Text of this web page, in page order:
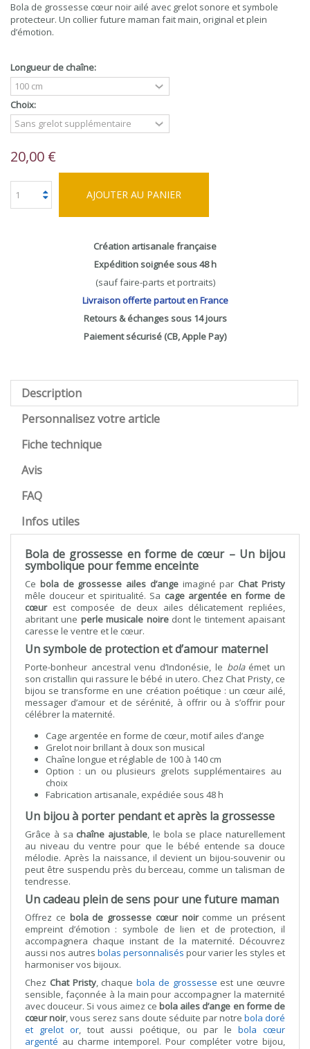
Bola de grossesse cœur noir ailé avec grelot sonore et symbole
protecteur. Un collier future maman fait main, original et plein
d’émotion.
Longueur de chaîne:
Choix:
20,00 €
AJOUTER AU PANIER
Création artisanale française
Expédition soignée sous 48 h
(sauf faire-parts et portraits)
Livraison offerte partout en France
Retours & échanges sous 14 jours
Paiement sécurisé (CB, Apple Pay)
Description
Personnalisez votre article
Fiche technique
Avis
FAQ
Infos utiles
Bola de grossesse en forme de cœur – Un bijou
symbolique pour femme enceinte
Ce bola de grossesse ailes d’angeimaginé par Chat Pristy
mêle douceur et spiritualité. Sa cage argentée en forme de
cœurest composée de deux ailes délicatement repliées,
abritant une perle musicale noiredont le tintement apaisant
caresse le ventre et le cœur.
Un symbole de protection et d’amour maternel
Porte-bonheur ancestral venu d’Indonésie, le bolaémet un
son cristallin qui rassure le bébé in utero. Chez Chat Pristy, ce
bijou se transforme en une création poétique : un cœur ailé,
messager d’amour et de sérénité, à offrir ou à s’offrir pour
célébrer la maternité.
Cage argentée en forme de cœur, motif ailes d’ange
Grelot noir brillant à doux son musical
Chaîne longue et réglable de 100 à 140 cm
Option : un ou plusieurs grelots supplémentaires au
choix
Fabrication artisanale, expédiée sous 48 h
Un bijou à porter pendant et après la grossesse
Grâce à sa chaîne ajustable, le bola se place naturellement
au niveau du ventre pour que le bébé entende sa douce
mélodie. Après la naissance, il devient un bijou-souvenir ou
peut être suspendu près du berceau, comme un talisman de
tendresse.
Un cadeau plein de sens pour une future maman
Offrez ce bola de grossesse cœur noircomme un présent
empreint d’émotion : symbole de lien et de protection, il
accompagnera chaque instant de la maternité. Découvrez
aussi nos autres bolas personnalisés pour varier les styles et
harmoniser vos bijoux.
Chez Chat Pristy, chaquebola de grossesse est une œuvre
sensible, façonnée à la main pour accompagner la maternité
avec douceur. Si vous aimez cebola ailes d’ange en forme de
cœur noir, vous serez sans doute séduite par notre bola doré
et grelot or, tout aussi poétique, ou par le bola cœur
argenté au charme intemporel. Pour compléter votre bijou,